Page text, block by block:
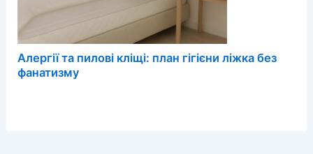
Алергії та пилові кліщі: план гігієни ліжка без
фанатизму